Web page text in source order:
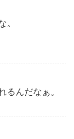
。
るんだなぁ。